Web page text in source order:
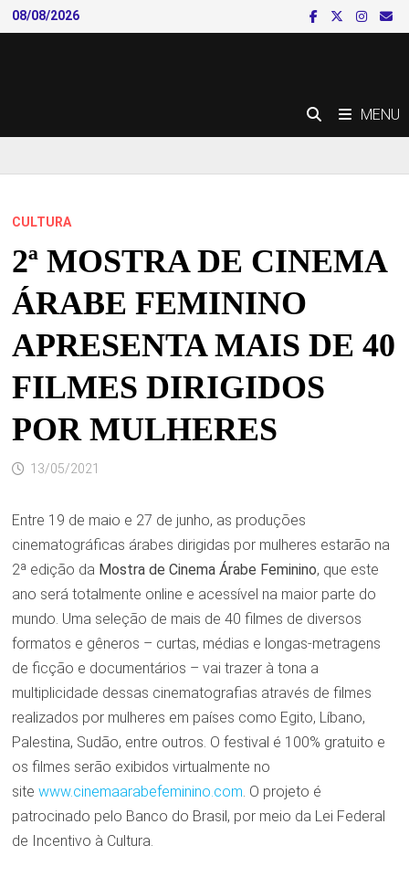
Skip
to
08/08/2026
MENU
CULTURA
2ª MOSTRA DE CINEMA
ÁRABE FEMININO
APRESENTA MAIS DE 40
FILMES DIRIGIDOS
POR MULHERES
13/05/2021
Entre 19 de maio e 27 de junho, as produções
cinematográficas árabes dirigidas por mulheres estarão na
2ª edição da Mostra de Cinema Árabe Feminino, que este
ano será totalmente online e acessível na maior parte do
mundo. Uma seleção de mais de 40 filmes de diversos
formatos e gêneros – curtas, médias e longas-metragens
de ficção e documentários – vai trazer à tona a
multiplicidade dessas cinematografias através de filmes
realizados por mulheres em países como Egito, Líbano,
Palestina, Sudão, entre outros. O festival é 100% gratuito e
os filmes serão exibidos virtualmente no
site www.cinemaarabefeminino.com. O projeto é
patrocinado pelo Banco do Brasil, por meio da Lei Federal
de Incentivo à Cultura.